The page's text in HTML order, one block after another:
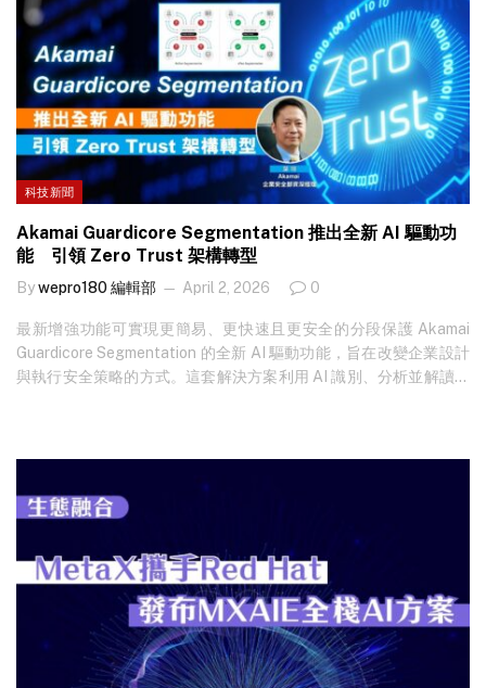
（Application）以及數據與治理（Data and…
科技新聞
Akamai Guardicore Segmentation 推出全新 AI 驅動功
能 引領 Zero Trust 架構轉型
Bywepro180 編輯部 April 2, 2026 0
最新增強功能可實現更簡易、更快速且更安全的分段保護 Akamai
Guardicore Segmentation 的全新 AI 驅動功能，旨在改變企業設計
與執行安全策略的方式。這套解決方案利用 AI 識別、分析並解讀應
安全團隊的應對能力。傳統的微分段工具往往令客戶無所適從，因
擔心影響業務而不敢執行管控；與之不同的是，Akamai Guardicore
Segmentation 的全新功能可實現持續偵測、客戶專屬情報、實證驅
動執行及持續保障，讓企業能安全地縮減攻擊面，並在大規模地持
續降低可衡量的風險。 全新增強功能包括： 持續偵測：支援即時洞
察、更快速的可視化，並為 Zero Trust 奠定更堅實的基礎。瞭解應
用程式的…